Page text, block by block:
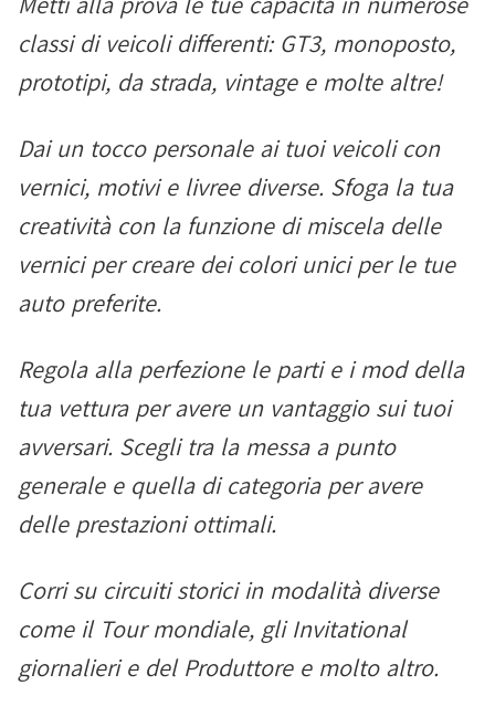
classi di veicoli differenti: GT3, monoposto,
prototipi, da strada, vintage e molte altre!
Dai un tocco personale ai tuoi veicoli con
vernici, motivi e livree diverse. Sfoga la tua
creatività con la funzione di miscela delle
vernici per creare dei colori unici per le tue
auto preferite.
Regola alla perfezione le parti e i mod della
tua vettura per avere un vantaggio sui tuoi
avversari. Scegli tra la messa a punto
generale e quella di categoria per avere
delle prestazioni ottimali.
Corri su circuiti storici in modalità diverse
come il Tour mondiale, gli Invitational
giornalieri e del Produttore e molto altro.